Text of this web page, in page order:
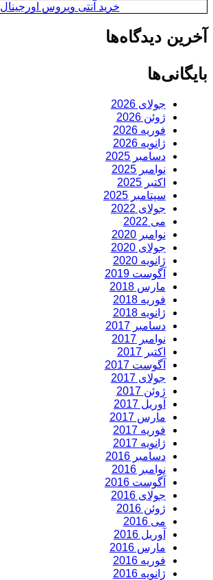
خرید آنتی ویروس اورجینال
آخرین دیدگاه‌ها
بایگانی‌ها
جولای 2026
ژوئن 2026
فوریه 2026
ژانویه 2026
دسامبر 2025
نوامبر 2025
اکتبر 2025
سپتامبر 2025
جولای 2022
می 2022
نوامبر 2020
جولای 2020
ژانویه 2020
آگوست 2019
مارس 2018
فوریه 2018
ژانویه 2018
دسامبر 2017
نوامبر 2017
اکتبر 2017
آگوست 2017
جولای 2017
ژوئن 2017
آوریل 2017
مارس 2017
فوریه 2017
ژانویه 2017
دسامبر 2016
نوامبر 2016
آگوست 2016
جولای 2016
ژوئن 2016
می 2016
آوریل 2016
مارس 2016
فوریه 2016
ژانویه 2016